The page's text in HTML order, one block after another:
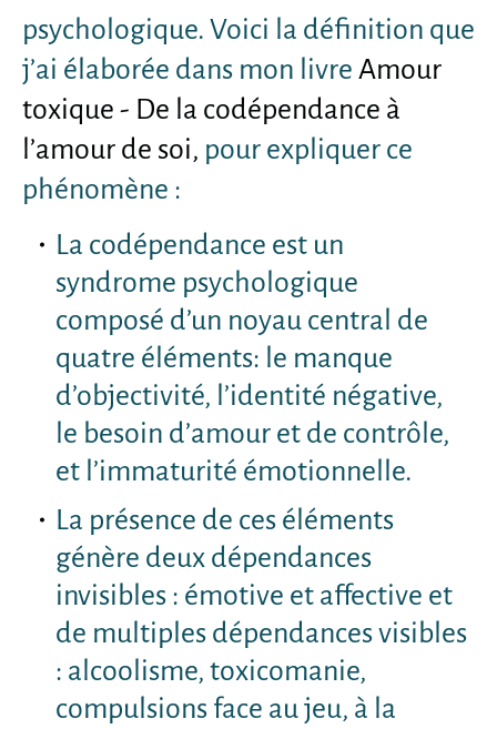
psychologique. Voici la définition que
j’ai élaborée dans mon livre Amour
toxique - De la codépendance à
l’amour de soi, pour expliquer ce
phénomène :
La codépendance est un
syndrome psychologique
composé d’un noyau central de
quatre éléments: le manque
d’objectivité, l’identité négative,
le besoin d’amour et de contrôle,
et l’immaturité émotionnelle.
La présence de ces éléments
génère deux dépendances
invisibles : émotive et affective et
de multiples dépendances visibles
: alcoolisme, toxicomanie,
compulsions face au jeu, à la